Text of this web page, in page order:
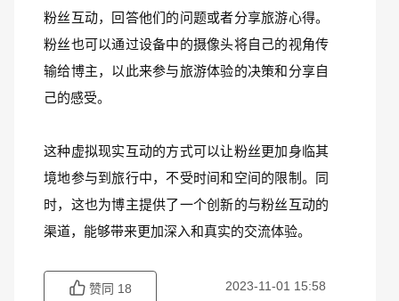
粉丝互动，回答他们的问题或者分享旅游心得。
粉丝也可以通过设备中的摄像头将自己的视角传
输给博主，以此来参与旅游体验的决策和分享自
己的感受。
这种虚拟现实互动的方式可以让粉丝更加身临其
境地参与到旅行中，不受时间和空间的限制。同
时，这也为博主提供了一个创新的与粉丝互动的
渠道，能够带来更加深入和真实的交流体验。
赞同 18 2023-11-01 15:58